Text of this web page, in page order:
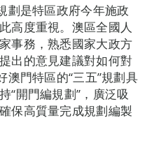
劃是特區政府今年施政
高度重視。澳區全國人
事務，熟悉國家大政方
出的意見建議對如何對
澳門特區的“三五”規劃具
“開門編規劃”，廣泛吸
保高質量完成規劃編製